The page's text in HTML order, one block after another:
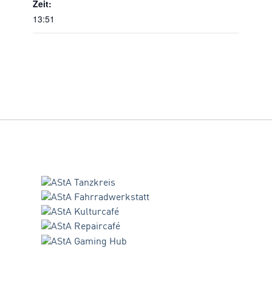
Zeit:
13:51